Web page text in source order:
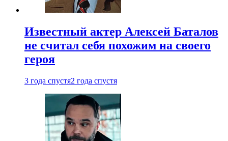
Известный актер Алексей Баталов
не считал себя похожим на своего
героя
3 года спустя2 года спустя